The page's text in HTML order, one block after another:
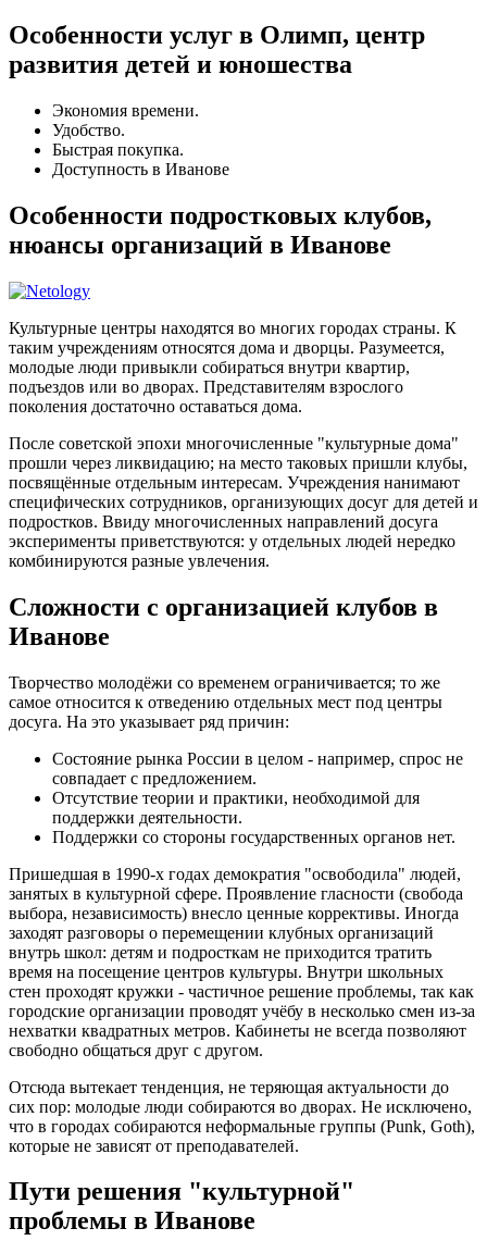
Особенности услуг в Олимп, центр
развития детей и юношества
Экономия времени.
Удобство.
Быстрая покупка.
Доступность в Иванове
Особенности подростковых клубов,
нюансы организаций в Иванове
Культурные центры находятся во многих городах страны. К
таким учреждениям относятся дома и дворцы. Разумеется,
молодые люди привыкли собираться внутри квартир,
подъездов или во дворах. Представителям взрослого
поколения достаточно оставаться дома.
После советской эпохи многочисленные "культурные дома"
прошли через ликвидацию; на место таковых пришли клубы,
посвящённые отдельным интересам. Учреждения нанимают
специфических сотрудников, организующих досуг для детей и
подростков. Ввиду многочисленных направлений досуга
эксперименты приветствуются: у отдельных людей нередко
комбинируются разные увлечения.
Сложности с организацией клубов в
Иванове
Творчество молодёжи со временем ограничивается; то же
самое относится к отведению отдельных мест под центры
досуга. На это указывает ряд причин:
Состояние рынка России в целом - например, спрос не
совпадает с предложением.
Отсутствие теории и практики, необходимой для
поддержки деятельности.
Поддержки со стороны государственных органов нет.
Пришедшая в 1990-х годах демократия "освободила" людей,
занятых в культурной сфере. Проявление гласности (свобода
выбора, независимость) внесло ценные коррективы. Иногда
заходят разговоры о перемещении клубных организаций
внутрь школ: детям и подросткам не приходится тратить
время на посещение центров культуры. Внутри школьных
стен проходят кружки - частичное решение проблемы, так как
городские организации проводят учёбу в несколько смен из-за
нехватки квадратных метров. Кабинеты не всегда позволяют
свободно общаться друг с другом.
Отсюда вытекает тенденция, не теряющая актуальности до
сих пор: молодые люди собираются во дворах. Не исключено,
что в городах собираются неформальные группы (Punk, Goth),
которые не зависят от преподавателей.
Пути решения "культурной"
проблемы в Иванове